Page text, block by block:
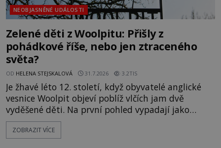
NEOBJASNĚNÉ UDÁLOSTI
Zelené děti z Woolpitu: Přišly z
pohádkové říše, nebo jen ztraceného
světa?
OD HELENA STEJSKALOVÁ 31.7.2026 3.2TIS
Je žhavé léto 12. století, když obyvatelé anglické
vesnice Woolpit objeví poblíž vlčích jam dvě
vyděšené děti. Na první pohled vypadají jako
každé jiné, až na jednu děsivou výjimku. Jejich
kůže má nazelenalý odstín, mluví
ZOBRAZIT VÍCE